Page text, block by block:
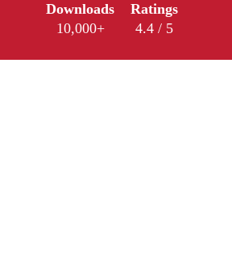
Downloads
10,000+
Ratings
4.4 / 5